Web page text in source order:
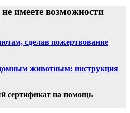
имеете возможности
сделав пожертвование
животным: инструкция
сертификат на помощь